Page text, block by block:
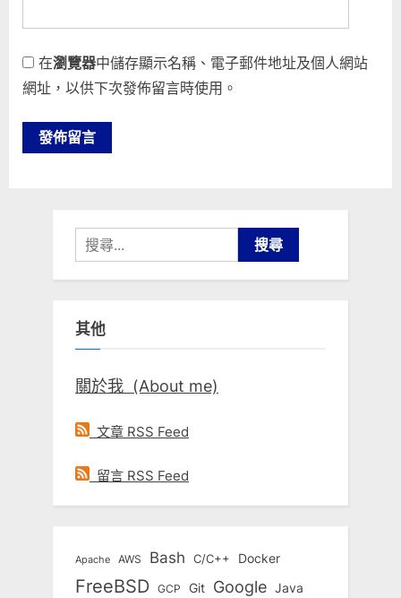
在瀏覽器中儲存顯示名稱、電子郵件地址及個人網站
網址，以供下次發佈留言時使用。
搜
尋
關
字:
其他
關於我 (About me)
文章 RSS Feed
留言 RSS Feed
Apache AWS Bash C/C++ Docker
FreeBSD GCP Git Google Java